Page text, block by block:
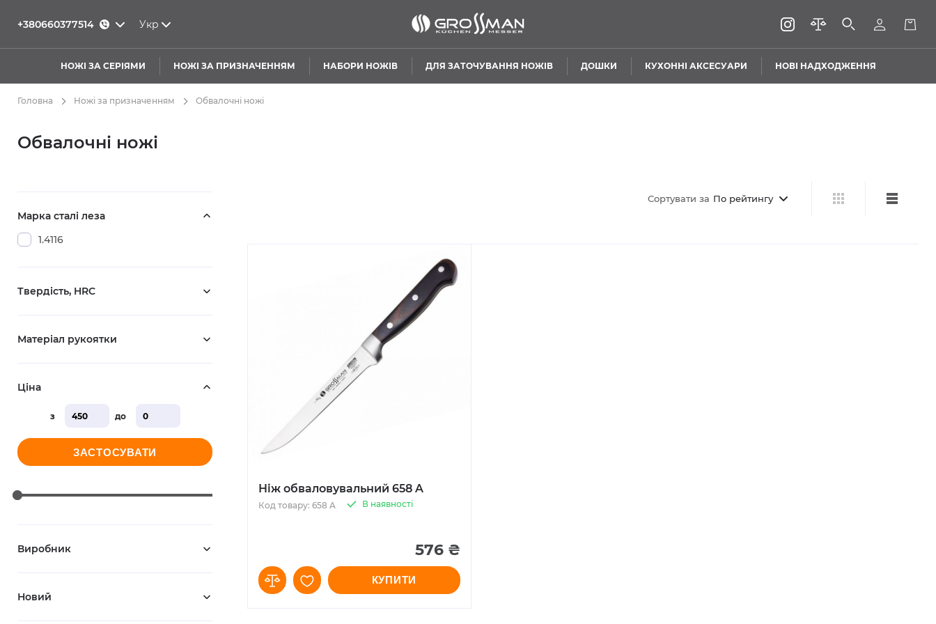
+380660377514 Укр
НОЖІ ЗА СЕРІЯМИ НОЖІ ЗА ПРИЗНАЧЕННЯМ НАБОРИ НОЖІВ ДЛЯ ЗАТОЧУВАННЯ НОЖІВ ДОШКИ КУХОННІ АКСЕСУАРИ НОВІ НАДХОДЖЕННЯ
Головна Ножі за призначенням Обвалочні ножі
Обвалочні ножі
Сортувати за По рейтингу
Ніж обваловувальний 658 A
В наявності
Код товару: 658 A
576 ₴
КУПИТИ
Марка сталі леза
1.4116
Твердість, HRC
Матеріал рукоятки
Ціна
з до
ЗАСТОСУВАТИ
Виробник
Новий